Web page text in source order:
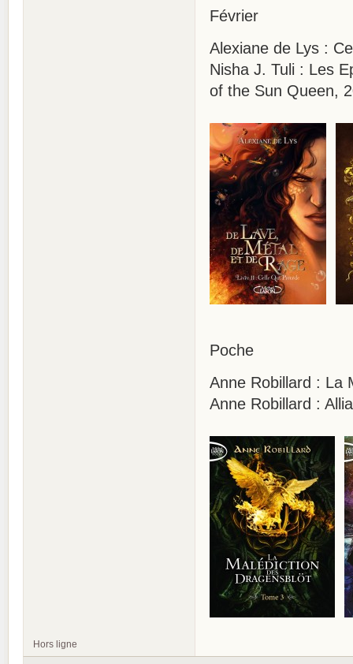
Février
Alexiane de Lys :
Nisha J. Tuli : Les
of the Sun Queen,
Poche
Anne Robillard : La
Anne Robillard :
Hors ligne